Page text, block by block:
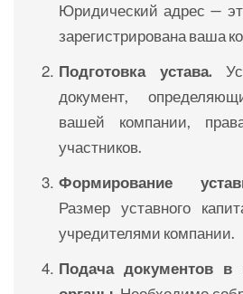
Юридический адрес —
зарегистрирована ваша
Подготовка устава.
документ,
вашей компании,
участников.
Формирование
Размер уставного
учредителями компании.
Подача документов в государственные